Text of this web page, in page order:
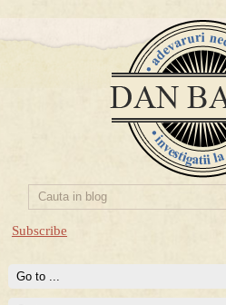
Subscribe